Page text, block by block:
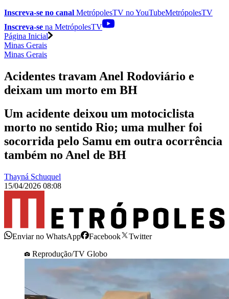
Inscreva-se no canal MetrópolesTV noYouTubeMetrópolesTV
Inscreva-se na MetrópolesTV
Página Inicial
Minas Gerais
Minas Gerais
Acidentes travam Anel Rodoviário e
deixam um morto em BH
Um acidente deixou um motociclista
morto no sentido Rio; uma mulher foi
socorrida pelo Samu em outra ocorrência
também no Anel de BH
Thayná Schuquel
15/04/2026 08:08
Enviar no WhatsApp Facebook
Twitter
Reprodução/TV Globo